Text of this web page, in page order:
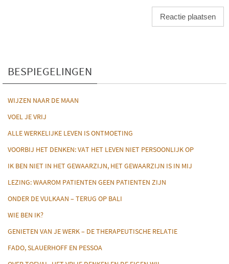
BESPIEGELINGEN
WIJZEN NAAR DE MAAN
VOEL JE VRIJ
ALLE WERKELIJKE LEVEN IS ONTMOETING
VOORBIJ HET DENKEN: VAT HET LEVEN NIET PERSOONLIJK OP
IK BEN NIET IN HET GEWAARZIJN, HET GEWAARZIJN IS IN MIJ
LEZING: WAAROM PATIENTEN GEEN PATIENTEN ZIJN
ONDER DE VULKAAN – TERUG OP BALI
WIE BEN IK?
GENIETEN VAN JE WERK – DE THERAPEUTISCHE RELATIE
FADO, SLAUERHOFF EN PESSOA